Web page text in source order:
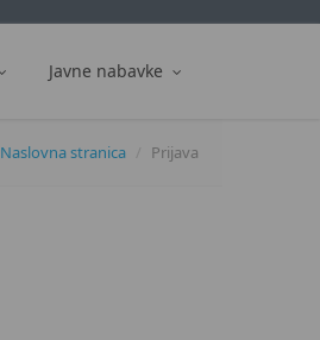
Javne nabavke
Naslovna stranica Prijava